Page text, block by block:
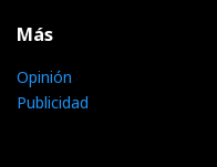
Más
Opinión
Publicidad